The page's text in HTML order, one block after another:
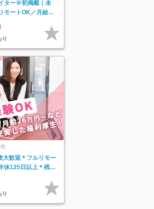
ター※初掲載｜未
モートOK／月給32
り
大歓迎＊フルリモー
休125日以上＊残業
り